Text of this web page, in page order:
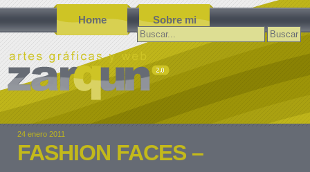
Home Sobre mi
Buscar:
24 enero 2011
FASHION FACES –